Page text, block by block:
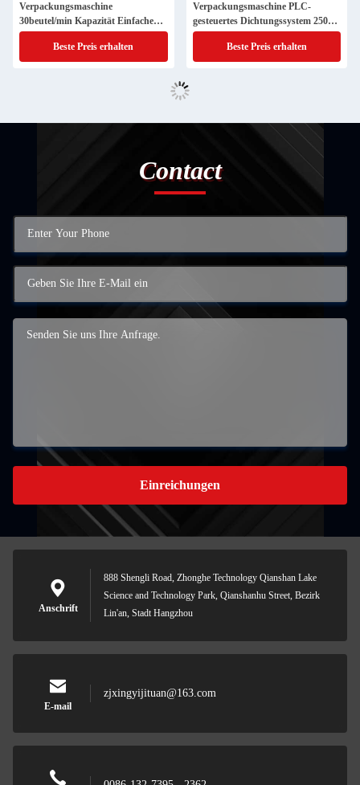
Verpackungsmaschine
30beutel/min Kapazität Einfache
Bedienung PLC-Steuerung
Beste Preis erhalten
Verpackungsmaschine PLC-
gesteuertes Dichtungssystem 2500
KG
Beste Preis erhalten
Contact
Einreichungen
Anschrift
888 Shengli Road, Zhonghe Technology Qianshan Lake
Science and Technology Park, Qianshanhu Street, Bezirk
Lin'an, Stadt Hangzhou
E-mail
zjxingyijituan@163.com